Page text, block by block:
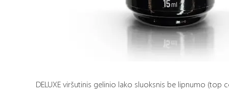
DELUXE viršutinis gelinio lako sluoksnis be lipnumo (top